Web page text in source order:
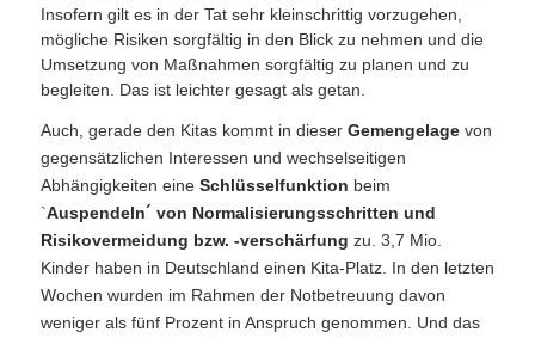
Insofern gilt es in der Tat sehr kleinschrittig vorzugehen,
mögliche Risiken sorgfältig in den Blick zu nehmen und die
Umsetzung von Maßnahmen sorgfältig zu planen und zu
begleiten. Das ist leichter gesagt als getan.
Auch, gerade den Kitas kommt in dieser Gemengelagevon
gegensätzlichen Interessen und wechselseitigen
Abhängigkeiten eine Schlüsselfunktion beim
`Auspendeln´ von Normalisierungsschritten und
Risikovermeidung bzw. -verschärfung zu. 3,7 Mio.
Kinder haben in Deutschland einen Kita-Platz. In den letzten
Wochen wurden im Rahmen der Notbetreuung davon
weniger als fünf Prozent in Anspruch genommen. Und das